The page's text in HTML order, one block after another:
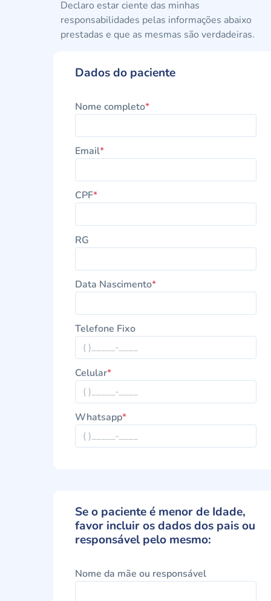
Declaro estar ciente das minhas
responsabilidades pelas informações abaixo
prestadas e que as mesmas são verdadeiras.
Dados do paciente
Nome completo*
Email*
CPF*
RG
Data Nascimento*
Telefone Fixo
Celular*
Whatsapp*
Se o paciente é menor de Idade,
favor incluir os dados dos pais ou
responsável pelo mesmo:
Nome da mãe ou responsável